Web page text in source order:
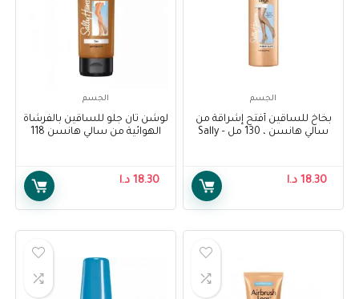
الجسم
بخاخ للساقين أفتح إشراقة من
سالي هانسن ، 130 مل – Sally
18.30 د.ا
الجسم
لوشن تان جلو للساقين بالفرشاة
الهوائية من سالي هانسن 118
18.30 د.ا